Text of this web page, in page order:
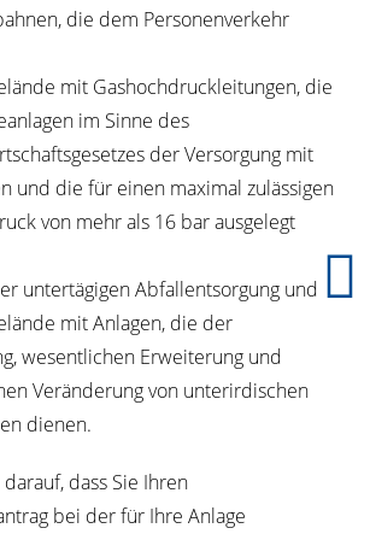
die dem Personenverkehr
mit Gashochdruckleitungen, die
im Sinne des
der Versorgung mit
und die für einen maximal zulässigen
von mehr als 16 bar ausgelegt
untertägigen Abfallentsorgung und
mit Anlagen, die der
wesentlichen Erweiterung und
Veränderung von unterirdischen
dienen.
dass Sie Ihren
bei der für Ihre Anlage